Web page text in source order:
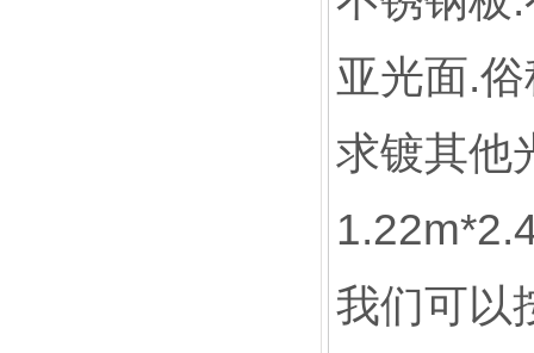
亚光面.
求镀其他
我们可以